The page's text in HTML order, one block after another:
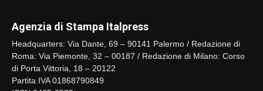
Agenzia di Stampa Italpress
Headquarters: Via Dante, 69 – 90141 Palermo / Redazione di
Roma: Via Piemonte, 32 – 00187 / Redazione di Milano: Corso
di Porta Vittoria, 18 – 20122
Partita IVA 01868790849